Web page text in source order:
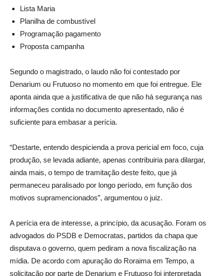
Lista Maria
Planilha de combustível
Programação pagamento
Proposta campanha
Segundo o magistrado, o laudo não foi contestado por
Denarium ou Frutuoso no momento em que foi entregue. Ele
aponta ainda que a justificativa de que não há segurança nas
informações contida no documento apresentado, não é
suficiente para embasar a perícia.
“Destarte, entendo despicienda a prova pericial em foco, cuja
produção, se levada adiante, apenas contribuiria para dilargar,
ainda mais, o tempo de tramitação deste feito, que já
permaneceu paralisado por longo período, em função dos
motivos supramencionados”, argumentou o juiz.
A perícia era de interesse, a princípio, da acusação. Foram os
advogados do PSDB e Democratas, partidos da chapa que
disputava o governo, quem pediram a nova fiscalização na
mídia. De acordo com apuração do Roraima em Tempo, a
solicitação por parte de Denarium e Frutuoso foi interpretada